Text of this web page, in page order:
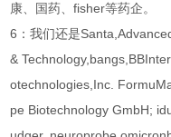
康、国药、fisher等药企。
6：我们还是
&
otechnologies,Inc.
pe Biotechnology GmbH;